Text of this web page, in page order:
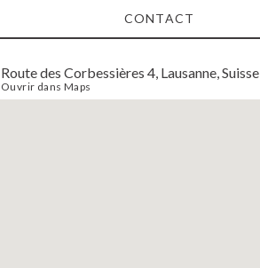
CONTACT
Route des Corbessières 4, Lausanne, Suisse
Ouvrir dans Maps